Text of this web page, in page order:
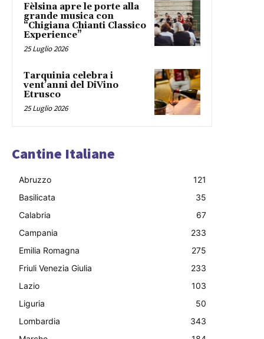
Fèlsina apre le porte alla
grande musica con
“Chigiana Chianti Classico
Experience”
25 Luglio 2026
Tarquinia celebra i
vent’anni del DiVino
Etrusco
25 Luglio 2026
Cantine Italiane
Abruzzo
121
Basilicata
35
Calabria
67
Campania
233
Emilia Romagna
275
Friuli Venezia Giulia
233
Lazio
103
Liguria
50
Lombardia
343